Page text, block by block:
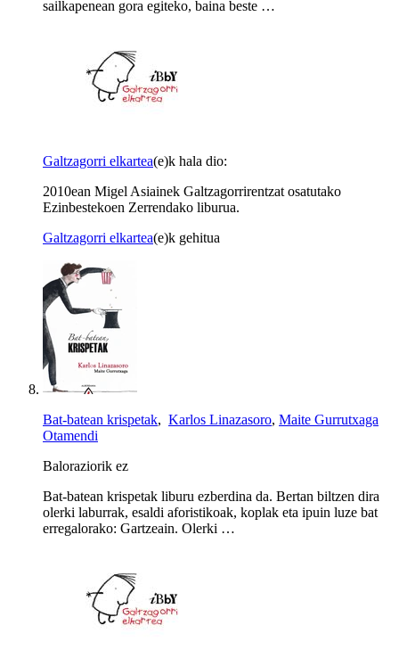
sailkapenean gora egiteko, baina beste …
Galtzagorri elkartea(e)k hala dio:
2010ean Migel Asiainek Galtzagorrirentzat osatutako
Ezinbestekoen Zerrendako liburua.
Galtzagorri elkartea(e)k gehitua
Bat-batean krispetak, Karlos Linazasoro, Maite Gurrutxaga
Otamendi
Baloraziorik ez
Bat-batean krispetak liburu ezberdina da. Bertan biltzen dira
olerki laburrak, esaldi aforistikoak, koplak eta ipuin luze bat
erregalorako: Gartzeain. Olerki …